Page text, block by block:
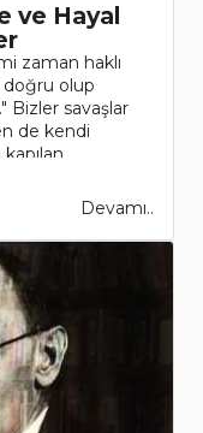
ve Hayal
zaman haklı
olup
Bizler savaşlar
de kendi
Devamı..